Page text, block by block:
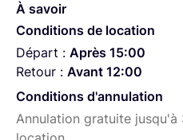
À savoir
Conditions de location
Départ : Après 15:00
Retour : Avant 12:00
Conditions d'annulation
Annulation gratuite